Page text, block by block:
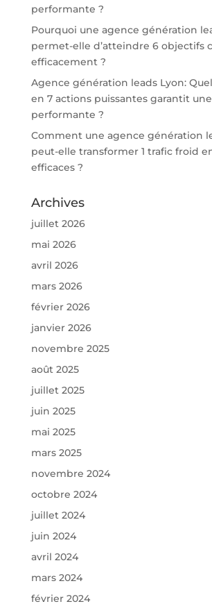
performante ?
Pourquoi une agence génération
permet-elle d’atteindre 6 objectifs
efficacement ?
Agence génération leads Lyon:
en 7 actions puissantes garantit
performante ?
Comment une agence génération
peut-elle transformer 1 trafic froid
efficaces ?
Archives
juillet 2026
mai 2026
avril 2026
mars 2026
février 2026
janvier 2026
novembre 2025
août 2025
juillet 2025
juin 2025
mai 2025
mars 2025
novembre 2024
octobre 2024
juillet 2024
juin 2024
avril 2024
mars 2024
février 2024